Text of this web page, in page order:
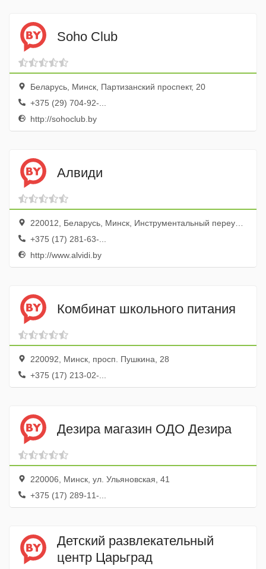
Soho Club
Беларусь, Минск, Партизанский проспект, 20
+375 (29) 704-92-...
http://sohoclub.by
Алвиди
220012, Беларусь, Минск, Инструментальный переулок, 3, оф. 206
+375 (17) 281-63-...
http://www.alvidi.by
Комбинат школьного питания
220092, Минск, просп. Пушкина, 28
+375 (17) 213-02-...
Дезира магазин ОДО Дезира
220006, Минск, ул. Ульяновская, 41
+375 (17) 289-11-...
Детский развлекательный
центр Царьград